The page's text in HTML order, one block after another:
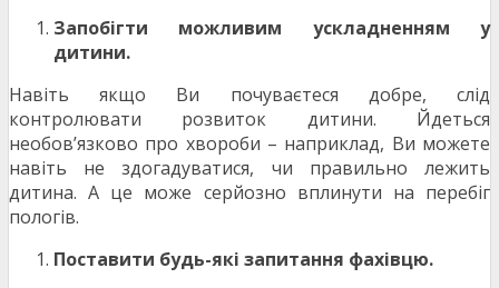
Запобігти можливим ускладненням у
дитини.
Навіть якщо Ви почуваєтеся добре, слід
контролювати розвиток дитини. Йдеться
необов’язково про хвороби – наприклад, Ви можете
навіть не здогадуватися, чи правильно лежить
дитина. А це може серйозно вплинути на перебіг
пологів.
Поставити будь-які запитання фахівцю.